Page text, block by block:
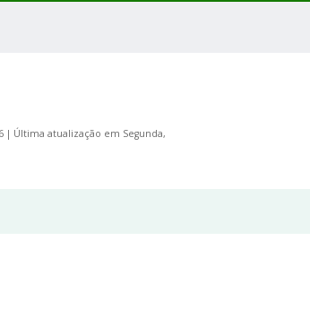
| Última atualização em Segunda,